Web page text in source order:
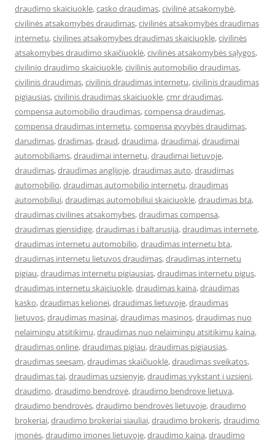
draudimo skaiciuokle,casko draudimas,civilinė atsakomybė,
civilinės atsakomybės draudimas,civilinės atsakomybės draudimas
internetu,civilines atsakomybes draudimas skaiciuokle,civilinės
atsakomybės draudimo skaičiuoklė,civilinės atsakomybės sąlygos,
civilinio draudimo skaiciuokle,civilinis automobilio draudimas,
civilinis draudimas,civilinis draudimas internetu,civilinis draudimas
pigiausias,civilinis draudimas skaiciuokle,cmr draudimas,
compensa automobilio draudimas,compensa draudimas,
compensa draudimas internetu,compensa gyvybės draudimas,
darudimas,dradimas,draud,draudima,draudimai,draudimai
automobiliams,draudimai internetu,draudimai lietuvoje,
draudimas,draudimas anglijoje,draudimas auto,draudimas
automobilio,draudimas automobilio internetu,draudimas
automobiliui,draudimas automobiliui skaiciuokle,draudimas bta,
draudimas civilines atsakomybes,draudimas compensa,
draudimas gjensidige,draudimas i baltarusija,draudimas internete,
draudimas internetu automobilio,draudimas internetu bta,
draudimas internetu lietuvos draudimas,draudimas internetu
pigiau,draudimas internetu pigiausias,draudimas internetu pigus,
draudimas internetu skaiciuokle,draudimas kaina,draudimas
kasko,draudimas kelionei,draudimas lietuvoje,draudimas
lietuvos,draudimas masinai,draudimas masinos,draudimas nuo
nelaimingų atsitikimų,draudimas nuo nelaimingų atsitikimų kaina,
draudimas online,draudimas pigiau,draudimas pigiausias,
draudimas seesam,draudimas skaičiuoklė,draudimas sveikatos,
draudimas tai,draudimas uzsienyje,draudimas vykstant i uzsieni,
draudimo,draudimo bendrovė,draudimo bendrove lietuva,
draudimo bendrovės,draudimo bendrovės lietuvoje,draudimo
brokeriai,draudimo brokeriai siauliai,draudimo brokeris,draudimo
įmonės,draudimo imones lietuvoje,draudimo kaina,draudimo